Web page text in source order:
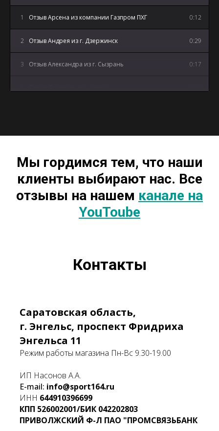
1 Отзыв Арсена из компании Газпром ПХГ 0:12
2 Отзыв Андрея из г. Дзержинск 0:29
3 Отзыв Александра из г. Сызрань 0:17
Мы гордимся тем, что наши
клиенты выбирают нас. Все
отзывы на нашем канале на
YouToube
Контакты
Саратовская область,
г. Энгельс, проспект Фридриха
Энгельса 11
Режим работы магазина Пн-Вс 9.30-19.00
ИП Насонов А.А.
E-mail: info@sport164.ru
ИНН 644910396699
КПП 526002001/БИК 042202803
ПРИВОЛЖСКИЙ Ф-Л ПАО "ПРОМСВЯЗЬБАНК